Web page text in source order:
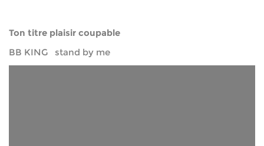
Ton titre plaisir coupable
BB KING stand by me